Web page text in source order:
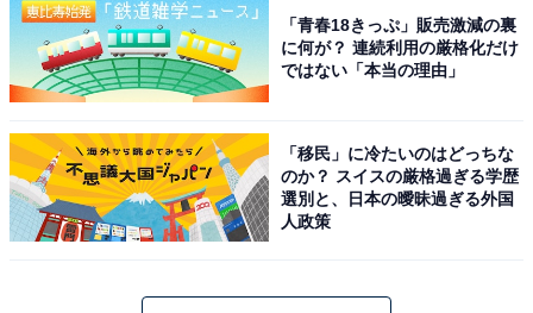
「青春18きっぷ」販売激減の裏
に何が？ 連続利用の厳格化だけ
ではない「本当の理由」
「移民」に冷たいのはどっちな
のか？ スイスの厳格過ぎる学歴
選別と、日本の曖昧過ぎる外国
人政策